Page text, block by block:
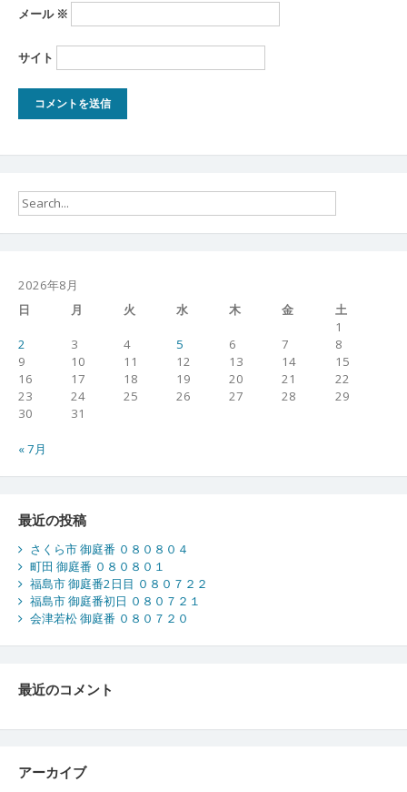
メール ※
サイト
2026年8月
日
月 火 水 木 金
土
1
2
3 4 5 6 7
8
9
10 11 12 13 14
15
16
17 18 19 20 21
22
23
24 25 26 27 28
29
30
31
« 7月
最近の投稿
さくら市 御庭番 ０８０８０４
町田 御庭番 ０８０８０１
福島市 御庭番2日目 ０８０７２２
福島市 御庭番初日 ０８０７２１
会津若松 御庭番 ０８０７２０
最近のコメント
アーカイブ